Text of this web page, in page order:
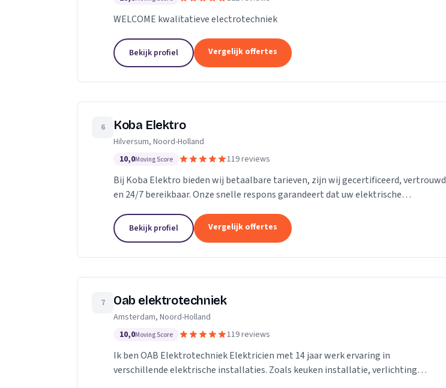
WELCOME kwalitatieve electrotechniek
Bekijk profiel Vergelijk offertes
6 Koba Elektro
Hilversum, Noord-Holland
10,0Moving Score 119 reviews
Bij Koba Elektro bieden wij betaalbare tarieven, zijn wij gecertificeerd, vertrouwd
en 24/7 bereikbaar. Onze snelle respons garandeert dat uw elektrische
Bekijk profiel Vergelijk offertes
7 Oab elektrotechniek
Amsterdam, Noord-Holland
10,0Moving Score 119 reviews
Ik ben OAB Elektrotechniek Elektricien met 14 jaar werk ervaring in
verschillende elektrische installaties. Zoals keuken installatie, verlichting